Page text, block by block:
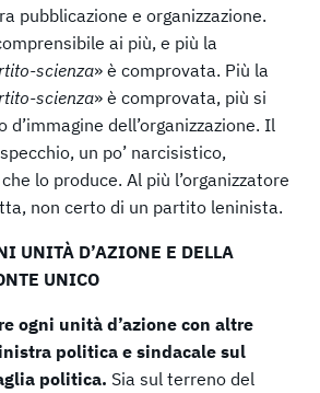
pubblicazione e organizzazione.
ai più, e più la
scienza» è comprovata. Più la
scienza» è comprovata, più si
dell’organizzazione. Il
un po’ narcisistico,
lo produce. Al più l’organizzatore
non certo di un partito leninista.
UNIT­À D’AZIONE E DELLA
UNICO
ogni unità d’azione con altre
politica e sindacale sul
politica. Sia sul terreno del